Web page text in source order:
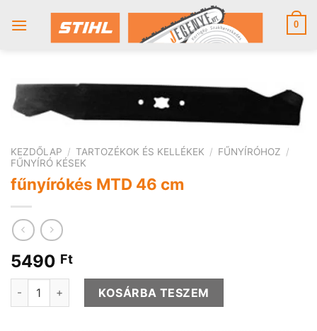
0
KEZDŐLAP / TARTOZÉKOK ÉS KELLÉKEK / FŰNYÍRÓHOZ /
FŰNYÍRÓ KÉSEK
fűnyírókés MTD 46 cm
5490 Ft
fűnyírókés MTD 46 cm mennyiség
KOSÁRBA TESZEM